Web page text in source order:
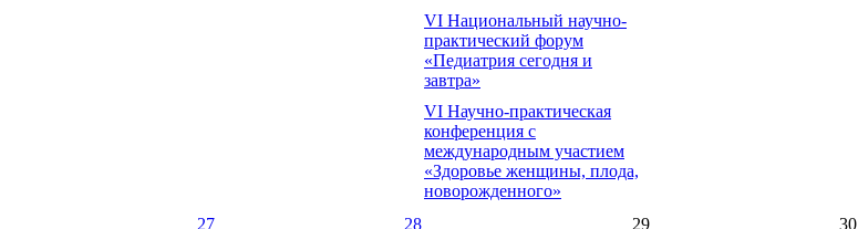
VI Национальный научно-
практический форум
«Педиатрия сегодня и
завтра»
VI Научно-практическая
конференция с
международным участием
«Здоровье женщины, плода,
новорожденного»
27 28 29 30